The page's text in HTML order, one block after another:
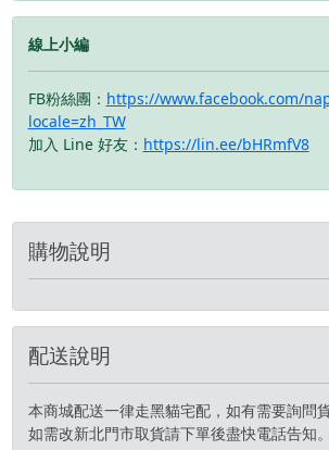
位保護裝置，可減少換擋
可為各種踏板操作提供支
撐力 ▲ 高筒鞋有助於避
免事故時的脫落。鞋底採
用輕質材料，減少行走時
的疲勞 ▲ 外側及腳跟有
性 #台灣納普司
#SHOES #RSS013 #防水
靴 ※圖片僅供參考且螢
請依實物為主。 ---------
--------------------------------
-------------------------------
位保護
撐力 ▲
免事故
的疲勞
性 #台
靴 ※圖
請依實
線上小編
FB粉絲團： https://www.facebook.com/
locale=zh_TW
加入 Line 好友： https://lin.ee/bHRmfV8
購物說明
配送說明
本商城配送一律走黑貓宅配，如有需要詢問
如需改新北門市取貨請下單後盡快電話告知。